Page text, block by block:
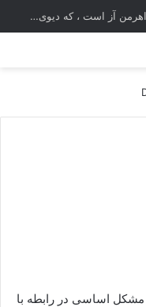
بزرگمهر : زورمندترین و پر گزنده ترین اهرمن آز است ، که دیوی است ستمکار و دیر ساز
اساسی در رابطه با